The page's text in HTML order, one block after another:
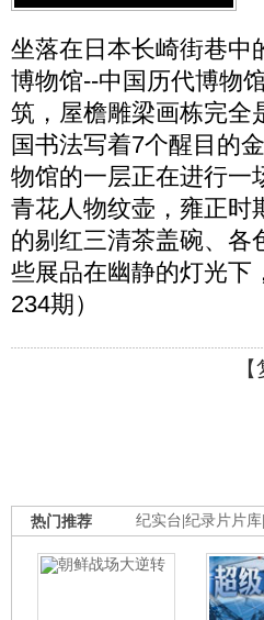
坐落在日本长崎街巷中
博物馆--中国历代博物
筑，屋檐雕梁画栋完全
国书法写着7个醒目的
物馆的一层正在进行一
青花人物纹壶，雍正时
的剔红三清茶盖碗、各
些展品在幽静的灯光下
234期）
【
纪实台 纪录片片库
热门推荐